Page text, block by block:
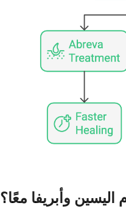
وأبريفا معًا؟